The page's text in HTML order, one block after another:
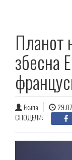
Планот
збесна
Екипа
СПОДЕЛИ: